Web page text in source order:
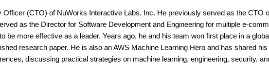
Officer (CTO) of NuWorks Interactive Labs, Inc. He previously served as the CTO
as the Director for Software Development and Engineering for multiple e-
be more effective as a leader. Years ago, he and his team won first place in a
research paper. He is also an AWS Machine Learning Hero and has shared his
discussing practical strategies on machine learning, engineering, security,